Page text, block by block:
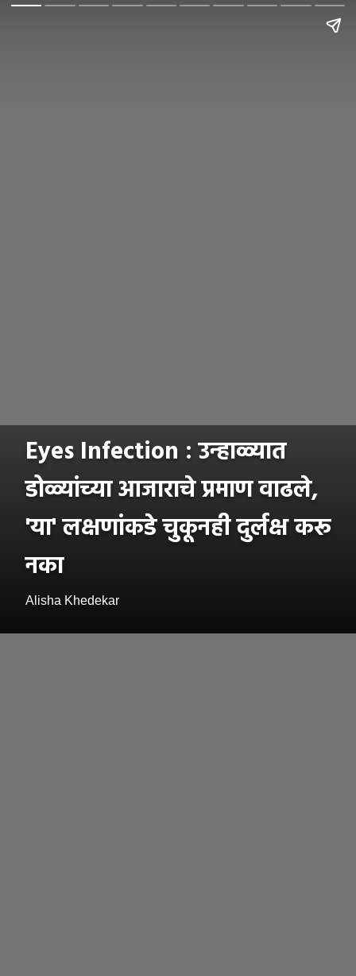
Eyes Infection : उन्हाळ्यात
डोळ्यांच्या आजाराचे प्रमाण वाढले,
'या' लक्षणांकडे चुकूनही दुर्लक्ष करू
नका
Alisha Khedekar